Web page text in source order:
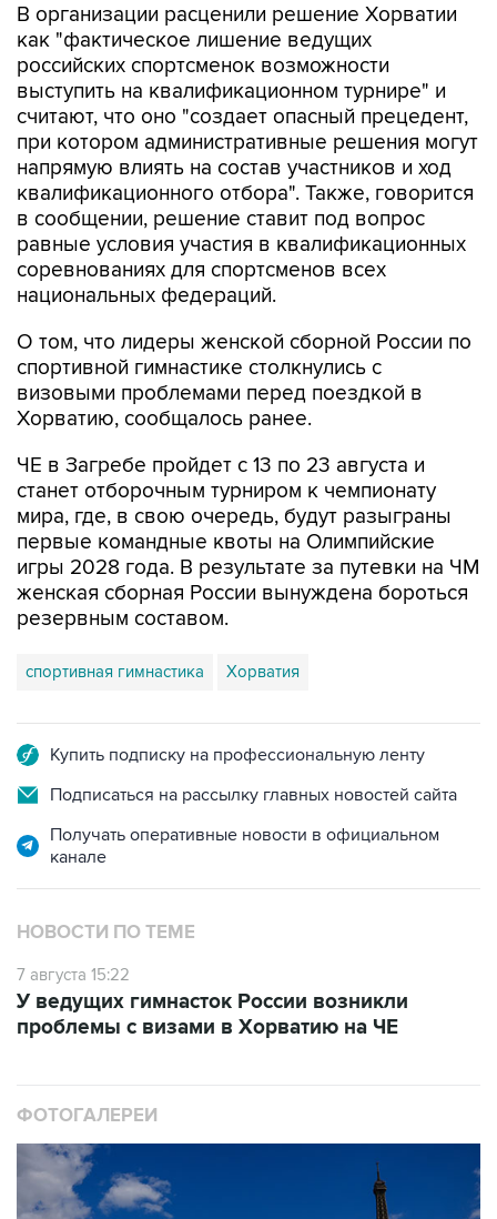
В организации расценили решение Хорватии
как "фактическое лишение ведущих
российских спортсменок возможности
выступить на квалификационном турнире" и
считают, что оно "создает опасный прецедент,
при котором административные решения могут
напрямую влиять на состав участников и ход
квалификационного отбора". Также, говорится
в сообщении, решение ставит под вопрос
равные условия участия в квалификационных
соревнованиях для спортсменов всех
национальных федераций.
О том, что лидеры женской сборной России по
спортивной гимнастике столкнулись с
визовыми проблемами перед поездкой в
Хорватию, сообщалось ранее.
ЧЕ в Загребе пройдет с 13 по 23 августа и
станет отборочным турниром к чемпионату
мира, где, в свою очередь, будут разыграны
первые командные квоты на Олимпийские
игры 2028 года. В результате за путевки на ЧМ
женская сборная России вынуждена бороться
резервным составом.
спортивная гимнастика Хорватия
Купить подписку на профессиональную ленту
Подписаться на рассылку главных новостей сайта
Получать оперативные новости в официальном
канале
НОВОСТИ ПО ТЕМЕ
7 августа 15:22
У ведущих гимнасток России возникли
проблемы с визами в Хорватию на ЧЕ
ФОТОГАЛЕРЕИ